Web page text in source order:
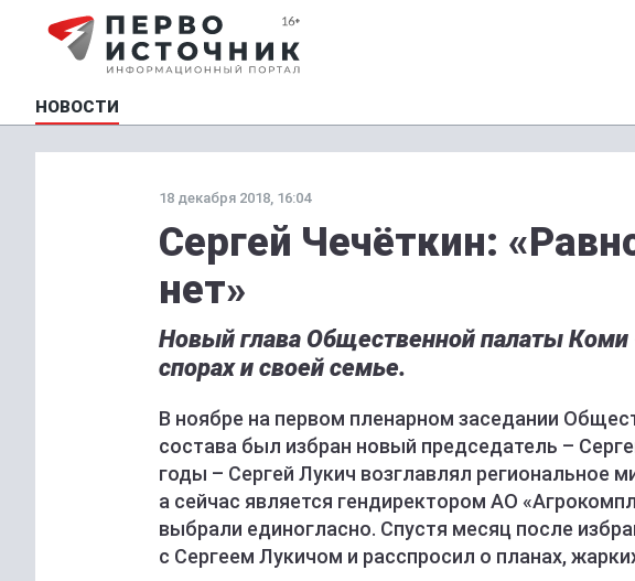
НОВОСТИ
18 декабря 2018, 16:04
Сергей Чечёткин:
нет»
Новый глава Общественной палаты Коми
спорах и своей семье.
В ноябре на первом пленарном заседании
состава был избран новый председатель –
годы – Сергей Лукич возглавлял региональное
а сейчас является гендиректором АО
выбрали единогласно. Спустя месяц после
с Сергеем Лукичом и расспросил о планах,